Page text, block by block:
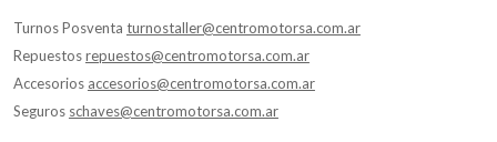
Turnos Posventa turnostaller@centromotorsa.com.ar
Repuestosrepuestos@centromotorsa.com.ar
Accesorios accesorios@centromotorsa.com.ar
Seguros schaves@centromotorsa.com.ar